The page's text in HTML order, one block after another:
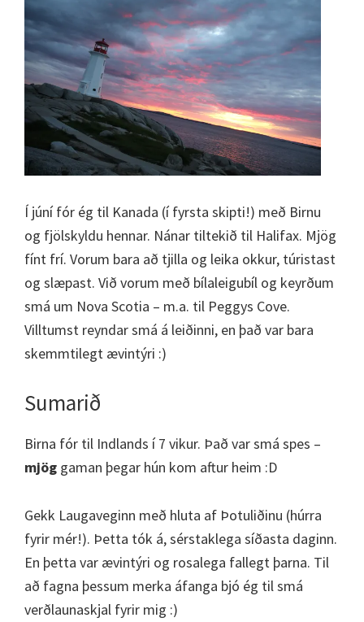
Í júní fór ég til Kanada (í fyrsta skipti!) með Birnu
og fjölskyldu hennar. Nánar tiltekið til Halifax. Mjög
fínt frí. Vorum bara að tjilla og leika okkur, túristast
og slæpast. Við vorum með bílaleigubíl og keyrðum
smá um Nova Scotia – m.a. til Peggys Cove.
Villtumst reyndar smá á leiðinni, en það var bara
skemmtilegt ævintýri :)
Sumarið
Birna fór til Indlands í 7 vikur. Það var smá spes –
mjög gaman þegar hún kom aftur heim :D
Gekk Laugaveginn með hluta af Þotuliðinu (húrra
fyrir mér!). Þetta tók á, sérstaklega síðasta daginn.
En þetta var ævintýri og rosalega fallegt þarna. Til
að fagna þessum merka áfanga bjó ég til smá
verðlaunaskjal fyrir mig :)